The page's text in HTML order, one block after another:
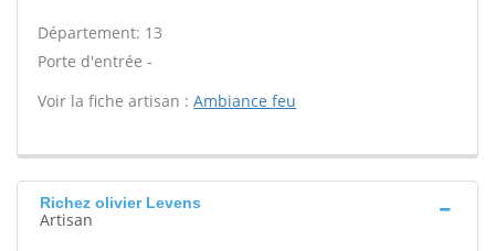
Département: 13
Porte d'entrée -
Voir la fiche artisan : Ambiance feu
Richez olivier Levens
Artisan